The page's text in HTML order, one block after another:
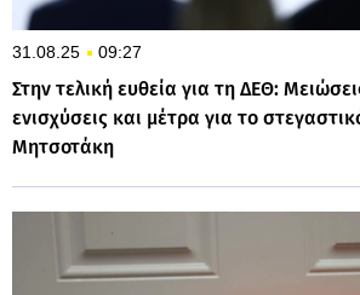
31.08.25 09:27
Στην τελική ευθεία για τη ΔΕΘ:
ενισχύσεις και μέτρα για το
Μητσοτάκη